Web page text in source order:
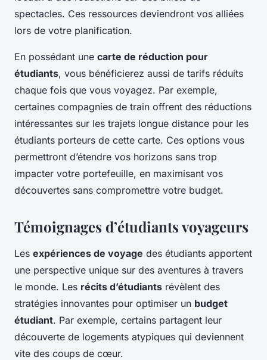
spectacles. Ces ressources deviendront vos alliées
lors de votre planification.
En possédant une carte de réduction pour
étudiants, vous bénéficierez aussi de tarifs réduits
chaque fois que vous voyagez. Par exemple,
certaines compagnies de train offrent des réductions
intéressantes sur les trajets longue distance pour les
étudiants porteurs de cette carte. Ces options vous
permettront d’étendre vos horizons sans trop
impacter votre portefeuille, en maximisant vos
découvertes sans compromettre votre budget.
Témoignages d’étudiants voyageurs
Les expériences de voyage des étudiants apportent
une perspective unique sur des aventures à travers
le monde. Les récits d’étudiants révèlent des
stratégies innovantes pour optimiser un budget
étudiant. Par exemple, certains partagent leur
découverte de logements atypiques qui deviennent
vite des coups de cœur.